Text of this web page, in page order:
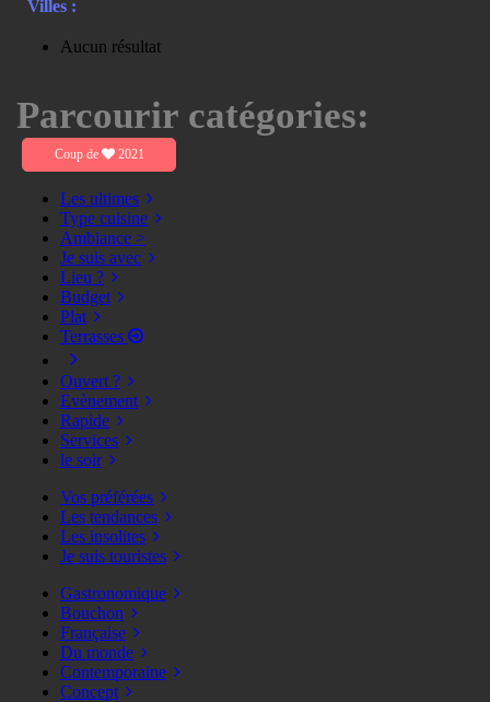
Villes :
Aucun résultat
Parcourir catégories:
Coup de 2021
Les ultimes
Type cuisine
Ambiance >
Je suis avec
Lieu ?
Budget
Plat
Terrasses
Ouvert ?
Evènement
Rapide
Services
le soir
Vos préférées
Les tendances
Les insolites
Je suis touristes
Gastronomique
Bouchon
Française
Du monde
Contemporaine
Concept